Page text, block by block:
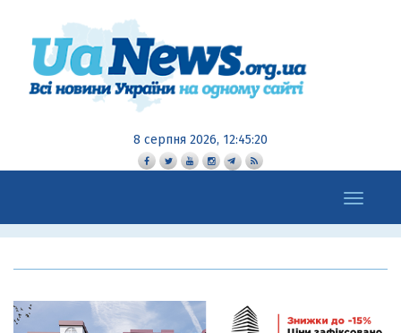
8 серпня 2026, 12:45:22
Toggle
navigation